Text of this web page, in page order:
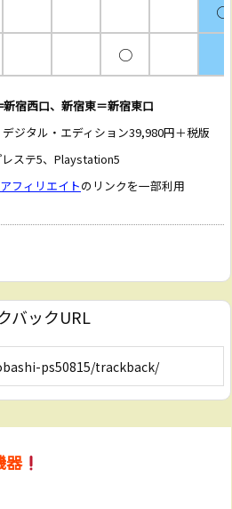
○
○
宿西口、新宿東＝新宿東口
ジタル・エディション39,980円＋税版
ステ5、Playstation5
フィリエイトのリンクを一部利用
バックURL
器